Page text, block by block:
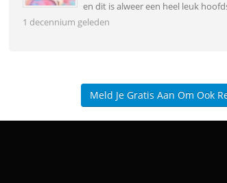
en dit is alweer een heel leuk
1 decennium geleden
Meld Je Gratis Aan Om Ook